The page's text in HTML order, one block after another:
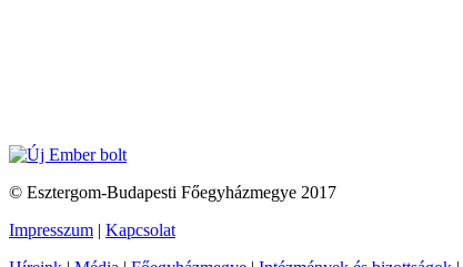
© Esztergom-Budapesti Főegyházmegye 2017
Impresszum | Kapcsolat